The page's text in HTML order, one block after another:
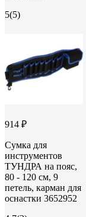
5(5)
914 ₽
Сумка для
инструментов
ТУНДРА на пояс,
80 - 120 см, 9
петель, карман для
оснастки 3652952